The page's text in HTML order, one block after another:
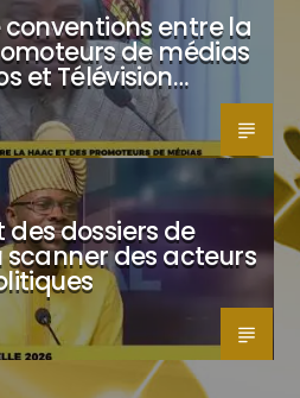
entre la
de médias
et Télévision…
des dossiers de
des acteurs